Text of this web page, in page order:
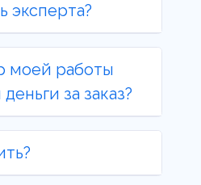
эксперта?
моей работы
за заказ?